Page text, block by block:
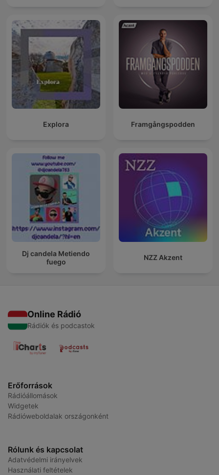
Explora Framgångspodden
Dj candela Metiendo
fuego
NZZ Akzent
Online Rádió
Rádiók és podcastok
Erőforrások
Rádióállomások
Widgetek
Rádióweboldalak országonként
Rólunk és kapcsolat
Adatvédelmi irányelvek
Használati feltételek